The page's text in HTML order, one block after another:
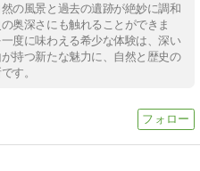
の風景と過去の遺跡が絶妙に調和
奥深さにも触れることができま
度に味わえる希少な体験は、深い
持つ新たな魅力に、自然と歴史の
す。